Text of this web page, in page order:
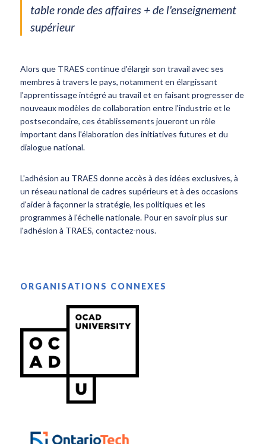
table ronde des affaires + de l'enseignement
supérieur
Alors que TRAES continue d'élargir son travail avec ses
membres à travers le pays, notamment en élargissant
l'apprentissage intégré au travail et en faisant progresser de
nouveaux modèles de collaboration entre l'industrie et le
postsecondaire, ces établissements joueront un rôle
important dans l'élaboration des initiatives futures et du
dialogue national.
L'adhésion au TRAES donne accès à des idées exclusives, à
un réseau national de cadres supérieurs et à des occasions
d'aider à façonner la stratégie, les politiques et les
programmes à l'échelle nationale. Pour en savoir plus sur
l'adhésion à TRAES, contactez-nous.
ORGANISATIONS CONNEXES